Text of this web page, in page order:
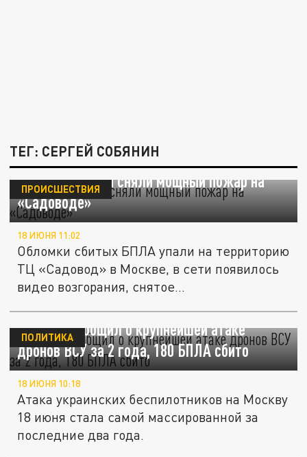
ТЕГ: СЕРГЕЙ СОБЯНИН
Автомобилисты сняли мощный пожар на
«Садоводе»
ПРОИСШЕСТВИЯ
18 ИЮНЯ 11:02
Обломки сбитых БПЛА упали на территорию
ТЦ «Садовод» в Москве, в сети появилось
видео возгорания, снятое...
Собянин сообщил о крупнейшей атаке
дронов ВСУ за 2 года, 180 БПЛА сбито
ПОЛИТИКА
18 ИЮНЯ 10:18
Атака украинских беспилотников на Москву
18 июня стала самой массированной за
последние два года.